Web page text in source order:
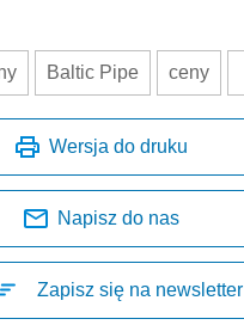
Baltic Pipe ceny
Wersja do druku
Napisz do nas
Zapisz się na newsletter